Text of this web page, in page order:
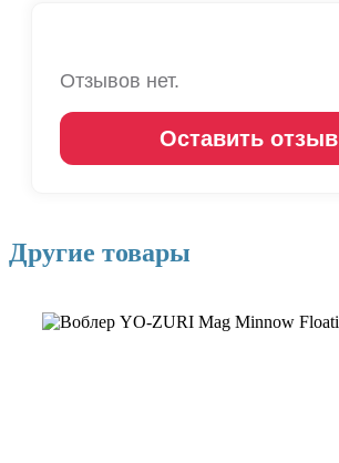
Отзывов нет.
Оставить отзыв
Другие товары